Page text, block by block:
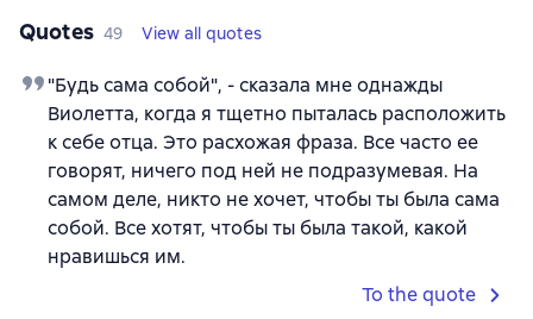
Quotes 49 View all quotes
"Будь сама собой", - сказала мне однажды
Виолетта, когда я тщетно пыталась расположить
к себе отца. Это расхожая фраза. Все часто ее
говорят, ничего под ней не подразумевая. На
самом деле, никто не хочет, чтобы ты была сама
собой. Все хотят, чтобы ты была такой, какой
нравишься им.
To the quote